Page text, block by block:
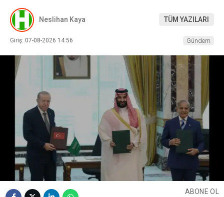
Neslihan Kaya TÜM YAZILARI
Giriş: 07-08-2026 14:56 Gündem
ABONE OL